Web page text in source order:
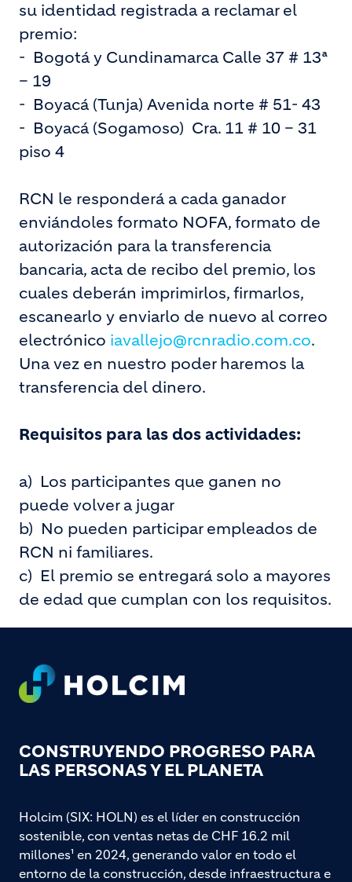
su identidad registrada a reclamar el
premio:
- Bogotá y Cundinamarca Calle 37 # 13ª
– 19
- Boyacá (Tunja) Avenida norte # 51- 43
- Boyacá (Sogamoso) Cra. 11 # 10 – 31
piso 4
RCN le responderá a cada ganador
enviándoles formato NOFA, formato de
autorización para la transferencia
bancaria, acta de recibo del premio, los
cuales deberán imprimirlos, firmarlos,
escanearlo y enviarlo de nuevo al correo
electrónico iavallejo@rcnradio.com.co.
Una vez en nuestro poder haremos la
transferencia del dinero.
Requisitos para las dos actividades:
a) Los participantes que ganen no
puede volver a jugar
b) No pueden participar empleados de
RCN ni familiares.
c) El premio se entregará solo a mayores
de edad que cumplan con los requisitos.
Footer
CONSTRUYENDO PROGRESO PARA
LAS PERSONAS Y EL PLANETA
Holcim (SIX: HOLN) es el líder en construcción
sostenible, con ventas netas de CHF 16.2 mil
millones¹ en 2024, generando valor en todo el
entorno de la construcción, desde infraestructura e